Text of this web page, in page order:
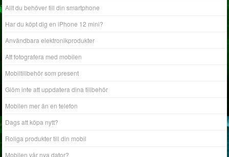
Allt du behöver till din smartphone
Har du köpt dig en iPhone 12 mini?
Användbara elektronikprodukter
Att fotografera med mobilen
Mobiltillbehör som present
Glöm inte att uppdatera dina tillbehör
Mobilen mer än en telefon
Dags att köpa nytt?
Roliga produkter till din mobil
Mobilen vår nya dator?